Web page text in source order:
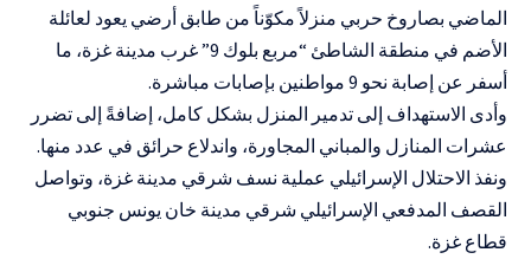
الماضي بصاروخ حربي منزلاً مكوّناً من طابق أرضي يعود لعائلة
الأضم في منطقة الشاطئ “مربع بلوك 9” غرب مدينة غزة، ما
أسفر عن إصابة نحو 9 مواطنين بإصابات مباشرة.
وأدى الاستهداف إلى تدمير المنزل بشكل كامل، إضافةً إلى تضرر
عشرات المنازل والمباني المجاورة، واندلاع حرائق في عدد منها.
ونفذ الاحتلال الإسرائيلي عملية نسف شرقي مدينة غزة، وتواصل
القصف المدفعي الإسرائيلي شرقي مدينة خان يونس جنوبي
قطاع غزة.